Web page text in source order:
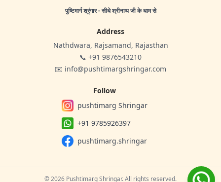
पुष्टिमार्ग श्रृंगार - सीधे श्रीनाथ जी के धाम से
Address
Nathdwara, Rajsamand, Rajasthan
📞 +91 9876543210
✉️ info@pushtimargshringar.com
Follow
pushtimarg Shringar
+91 9785926397
pushtimarg.shringar
© 2026 Pushtimarg Shringar. All rights reserved.